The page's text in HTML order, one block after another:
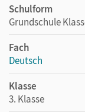
Schulform
Grundschule
Fach
Deutsch
Klasse
3. Klasse